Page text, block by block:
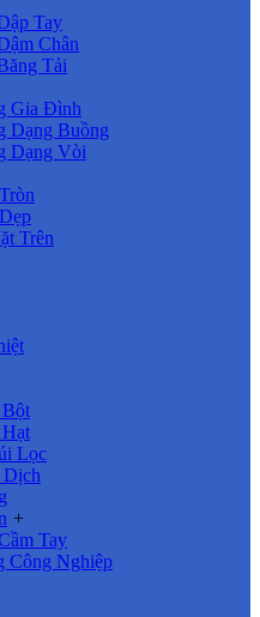
Tay
Chân
Tải
Gia Đình
Dạng Buồng
Dạng Vòi
Trên
Lọc
Dịch
+
Tay
Công Nghiệp